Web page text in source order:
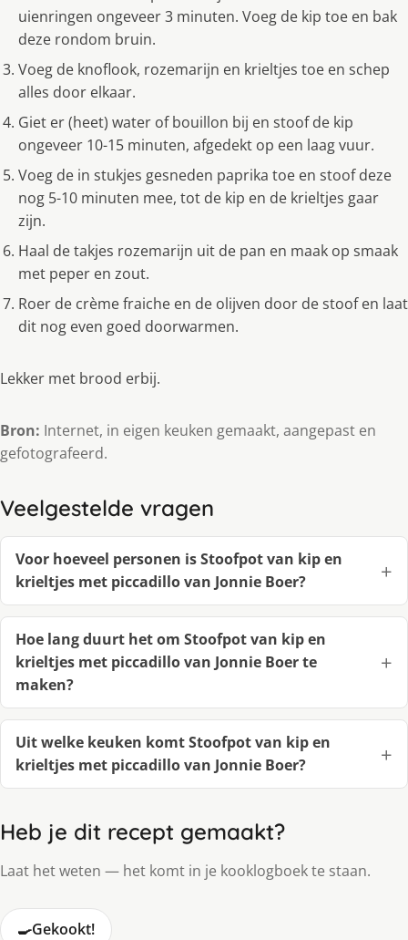
uienringen ongeveer 3 minuten. Voeg de kip toe en bak
deze rondom bruin.
Voeg de knoflook, rozemarĳn en krieltjes toe en schep
alles door elkaar.
Giet er (heet) water of bouillon bĳ en stoof de kip
ongeveer 10-15 minuten, afgedekt op een laag vuur.
Voeg de in stukjes gesneden paprika toe en stoof deze
nog 5-10 minuten mee, tot de kip en de krieltjes gaar
zĳn.
Haal de takjes rozemarĳn uit de pan en maak op smaak
met peper en zout.
Roer de crème fraiche en de olĳven door de stoof en laat
dit nog even goed doorwarmen.
Lekker met brood erbij.
Bron: Internet, in eigen keuken gemaakt, aangepast en
gefotografeerd.
Veelgestelde vragen
Voor hoeveel personen is Stoofpot van kip en
krieltjes met piccadillo van Jonnie Boer?
Hoe lang duurt het om Stoofpot van kip en
krieltjes met piccadillo van Jonnie Boer te
maken?
Uit welke keuken komt Stoofpot van kip en
krieltjes met piccadillo van Jonnie Boer?
Heb je dit recept gemaakt?
Laat het weten — het komt in je kooklogboek te staan.
🍳Gekookt!